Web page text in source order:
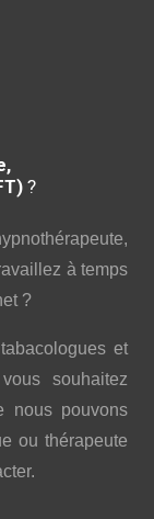
?
à temps
?
et
souhaitez
nous pouvons
ou thérapeute